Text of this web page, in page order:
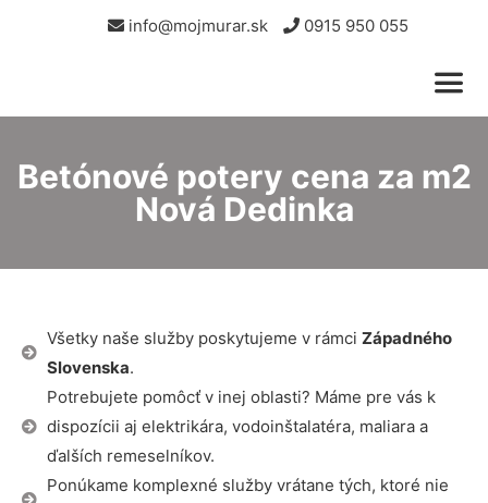
info@mojmurar.sk 0915 950 055
Betónové potery cena za m2
Nová Dedinka
Všetky naše služby poskytujeme v rámci Západného
Slovenska.
Potrebujete pomôcť v inej oblasti? Máme pre vás k
dispozícii aj elektrikára, vodoinštalatéra, maliara a
ďalších remeselníkov.
Ponúkame komplexné služby vrátane tých, ktoré nie